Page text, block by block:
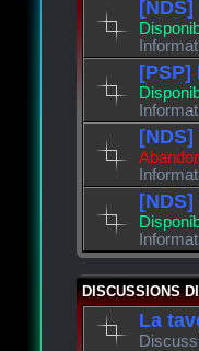
DISCUSSIONS
La